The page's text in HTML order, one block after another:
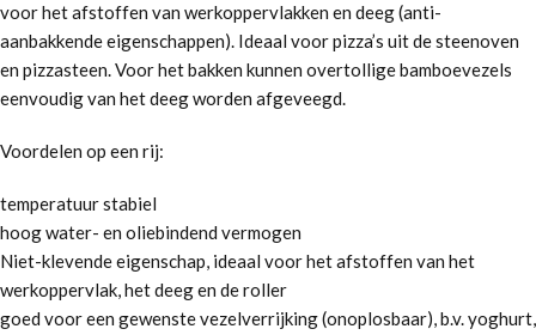
voor het afstoffen van werkoppervlakken en deeg (anti-
aanbakkende eigenschappen). Ideaal voor pizza’s uit de steenoven
en pizzasteen. Voor het bakken kunnen overtollige bamboevezels
eenvoudig van het deeg worden afgeveegd.
Voordelen op een rij:
temperatuur stabiel
hoog water- en oliebindend vermogen
Niet-klevende eigenschap, ideaal voor het afstoffen van het
werkoppervlak, het deeg en de roller
goed voor een gewenste vezelverrijking (onoplosbaar), b.v. yoghurt,